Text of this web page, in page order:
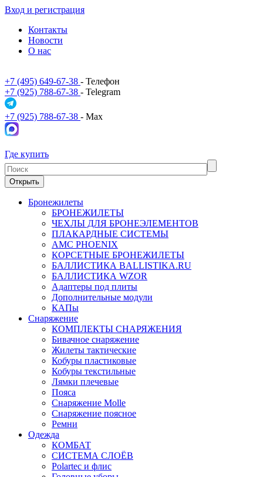
Вход и регистрация
Контакты
Новости
О нас
+7 (495) 649-67-38 - Телефон
+7 (925) 788-67-38 - Telegram
+7 (925) 788-67-38 - Max
Где купить
Открыть
Бронежилеты
БРОНЕЖИЛЕТЫ
ЧЕХЛЫ ДЛЯ БРОНЕЭЛЕМЕНТОВ
ПЛАКАРДНЫЕ СИСТЕМЫ
АМС PHOENIX
КОРСЕТНЫЕ БРОНЕЖИЛЕТЫ
БАЛЛИСТИКА BALLISTIKA.RU
БАЛЛИСТИКА WZOR
Адаптеры под плиты
Дополнительные модули
КАПы
Снаряжение
КОМПЛЕКТЫ СНАРЯЖЕНИЯ
Бивачное снаряжение
Жилеты тактические
Кобуры пластиковые
Кобуры текстильные
Лямки плечевые
Пояса
Снаряжение Molle
Снаряжение поясное
Ремни
Одежда
КОМБАТ
СИСТЕМА СЛОЁВ
Polartec и флис